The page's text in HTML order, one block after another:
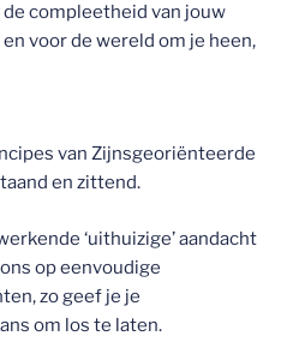
compleetheid van jouw
voor de wereld om je heen,
van Zijnsgeoriënteerde
en zittend.
‘uithuizige’ aandacht
op eenvoudige
zo geef je je
om los te laten.